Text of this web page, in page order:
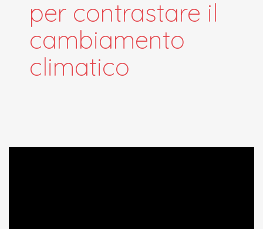
per contrastare il
cambiamento
climatico